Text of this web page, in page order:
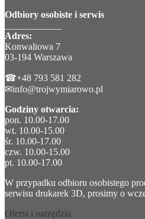
Odbiory osobiste i serwis
Adres:
Konwaliowa 7
03-194 Warszawa
☎+48 793 581 282
✉info@trojwymiarowo.pl
Godziny otwarcia:
pon. 10.00-17.00
wt. 10.00-15.00
śr. 10.00-17.00
czw. 10.00-15.00
pt. 10.00-17.00
W przypadku odbioru osobistego
serwisu drukarek 3D, prosimy o
Oferta i narzędzia